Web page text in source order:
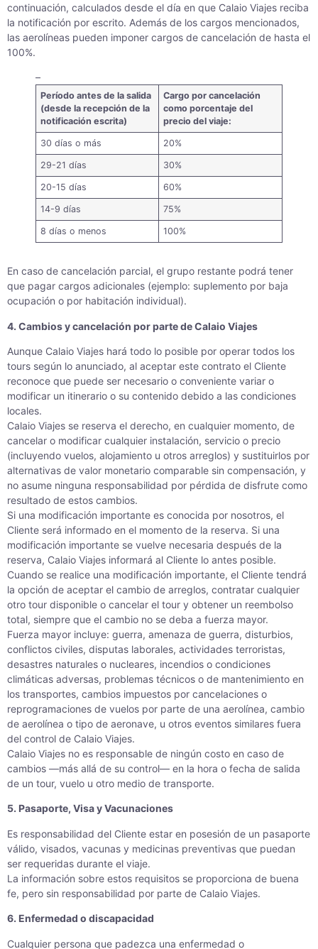
continuación, calculados desde el día en que Calaio Viajes reciba
la notificación por escrito. Además de los cargos mencionados,
las aerolíneas pueden imponer cargos de cancelación de hasta el
100%.
–
Período antes de la salida
(desde la recepción de la
notificación escrita)
Cargo por cancelación
como porcentaje del
precio del viaje:
30 días o más 20%
29-21 días 30%
20-15 días 60%
14-9 días 75%
8 días o menos 100%
En caso de cancelación parcial, el grupo restante podrá tener
que pagar cargos adicionales (ejemplo: suplemento por baja
ocupación o por habitación individual).
4. Cambios y cancelación por parte de Calaio Viajes
Aunque Calaio Viajes hará todo lo posible por operar todos los
tours según lo anunciado, al aceptar este contrato el Cliente
reconoce que puede ser necesario o conveniente variar o
modificar un itinerario o su contenido debido a las condiciones
locales.
Calaio Viajes se reserva el derecho, en cualquier momento, de
cancelar o modificar cualquier instalación, servicio o precio
(incluyendo vuelos, alojamiento u otros arreglos) y sustituirlos por
alternativas de valor monetario comparable sin compensación, y
no asume ninguna responsabilidad por pérdida de disfrute como
resultado de estos cambios.
Si una modificación importante es conocida por nosotros, el
Cliente será informado en el momento de la reserva. Si una
modificación importante se vuelve necesaria después de la
reserva, Calaio Viajes informará al Cliente lo antes posible.
Cuando se realice una modificación importante, el Cliente tendrá
la opción de aceptar el cambio de arreglos, contratar cualquier
otro tour disponible o cancelar el tour y obtener un reembolso
total, siempre que el cambio no se deba a fuerza mayor.
Fuerza mayor incluye: guerra, amenaza de guerra, disturbios,
conflictos civiles, disputas laborales, actividades terroristas,
desastres naturales o nucleares, incendios o condiciones
climáticas adversas, problemas técnicos o de mantenimiento en
los transportes, cambios impuestos por cancelaciones o
reprogramaciones de vuelos por parte de una aerolínea, cambio
de aerolínea o tipo de aeronave, u otros eventos similares fuera
del control de Calaio Viajes.
Calaio Viajes no es responsable de ningún costo en caso de
cambios —más allá de su control— en la hora o fecha de salida
de un tour, vuelo u otro medio de transporte.
5. Pasaporte, Visa y Vacunaciones
Es responsabilidad del Cliente estar en posesión de un pasaporte
válido, visados, vacunas y medicinas preventivas que puedan
ser requeridas durante el viaje.
La información sobre estos requisitos se proporciona de buena
fe, pero sin responsabilidad por parte de Calaio Viajes.
6. Enfermedad o discapacidad
Cualquier persona que padezca una enfermedad o